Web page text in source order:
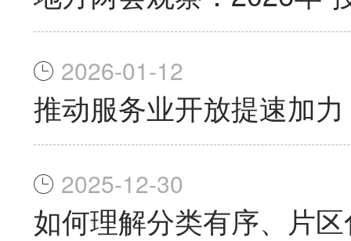
2026-01-12
推动服务业开放提速加
2025-12-30
如何理解分类有序、片